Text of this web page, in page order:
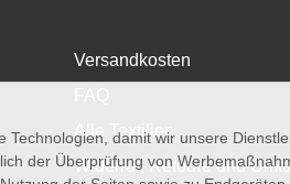
Versandkosten
Alle Textilien
Widerruf, Retoure und
Technologien, damit wir unsere
der Überprüfung von